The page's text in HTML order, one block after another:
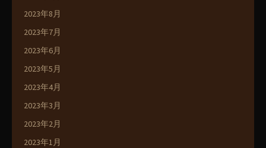
2023年8月
2023年7月
2023年6月
2023年5月
2023年4月
2023年3月
2023年2月
2023年1月